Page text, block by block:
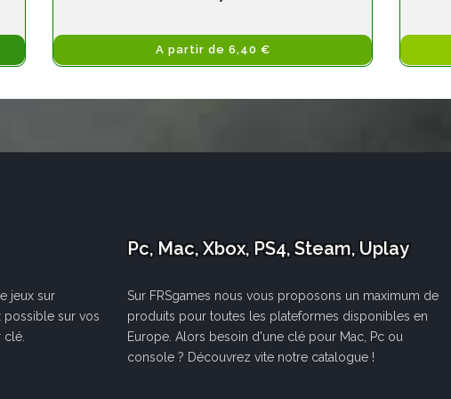
A partir de 6,40 €
jeux sur
possible sur vos
clé.
Pc, Mac, Xbox, PS4, Steam, Uplay
Sur FRSgames nous vous proposons un maximum de
produits pour toutes les plateformes disponibles en
Europe. Alors besoin d'une clé pour Mac, Pc ou
console ? Découvrez vite notre catalogue !